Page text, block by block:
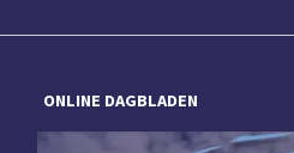
ONLINE DAGBLADEN